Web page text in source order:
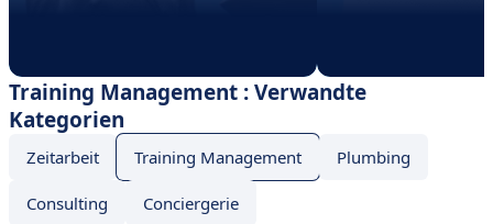
Training Management : Verwandte
Kategorien
Zeitarbeit Training Management Plumbing
Consulting Conciergerie